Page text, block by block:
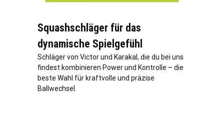
Squashschläger für das
dynamische Spielgefühl
Schläger von Victor und Karakal, die du bei uns
findest kombinieren Power und Kontrolle – die
beste Wahl für kraftvolle und präzise
Ballwechsel.